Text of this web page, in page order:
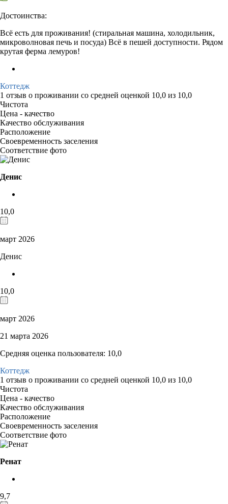
Достоинства:
Всё есть для проживания! (стиральная машина, холодильник,
микроволновая печь и посуда) Всё в пешей доступности. Рядом
крутая ферма лемуров!
Коттедж
1 отзыв о проживании со средней оценкой 10,0 из 10,0
Чистота
Цена - качество
Качество обслуживания
Расположение
Своевременность заселения
Соответствие фото
Денис
10,0
март 2026
Денис
10,0
март 2026
21 марта 2026
Средняя оценка пользователя: 10,0
Коттедж
1 отзыв о проживании со средней оценкой 10,0 из 10,0
Чистота
Цена - качество
Качество обслуживания
Расположение
Своевременность заселения
Соответствие фото
Ренат
9,7